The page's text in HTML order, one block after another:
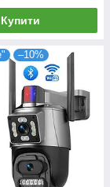
Купити
–10%